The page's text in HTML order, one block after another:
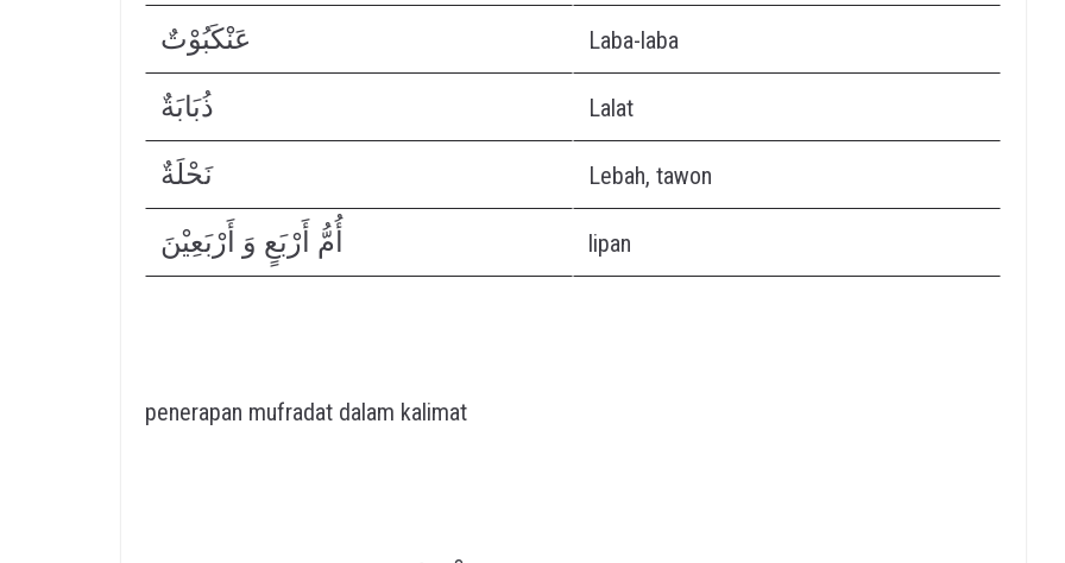
عَنْكَبُوْتٌ Laba-laba
ذُبَابَةٌ Lalat
نَحْلَةٌ Lebah, tawon
أُمُّ أَرْبَعٍ وَ أَرْبَعِيْنَ lipan
penerapan mufradat dalam kalimat